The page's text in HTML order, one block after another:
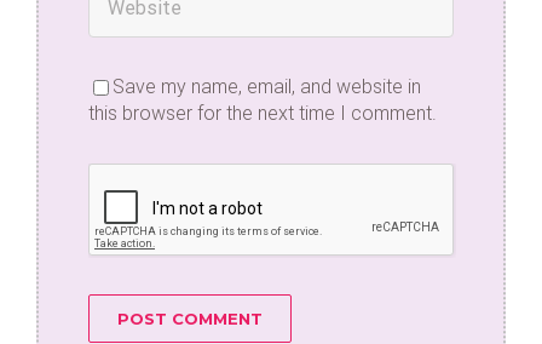
Save my name, email, and website in
this browser for the next time I comment.